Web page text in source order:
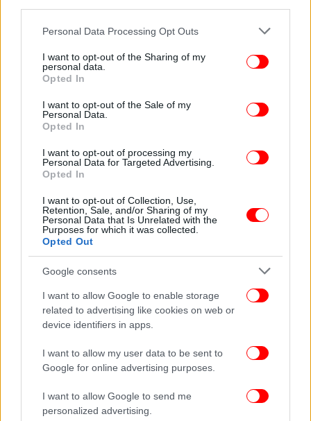
Please note that this website/app uses one or more Google
not limited to your visit or usage behaviour. You may click to
grant or deny consent to Google and its third-party tags to
use your data for below specified purposes in below Google
consent section.
Personal Data Processing Opt Outs
I want to opt-out of the Sharing of my
personal data.
Opted In
I want to opt-out of the Sale of my
Personal Data.
Opted In
I want to opt-out of processing my
Personal Data for Targeted Advertising.
Opted In
I want to opt-out of Collection, Use,
Retention, Sale, and/or Sharing of my
Personal Data that Is Unrelated with the
Purposes for which it was collected.
Opted Out
Google consents
I want to allow Google to enable storage
related to advertising like cookies on web or
device identifiers in apps.
I want to allow my user data to be sent to
Google for online advertising purposes.
I want to allow Google to send me
personalized advertising.
Ακολουθήστε το
Δείτε όλες τις τελευταίες
ΔΙΑΒΑΣΤΕ ΠΕΡΙΣΣΟΤΕΡΑ SOCIAL MEDIA ΗΛΙΚΙΩΜΈΝΗ